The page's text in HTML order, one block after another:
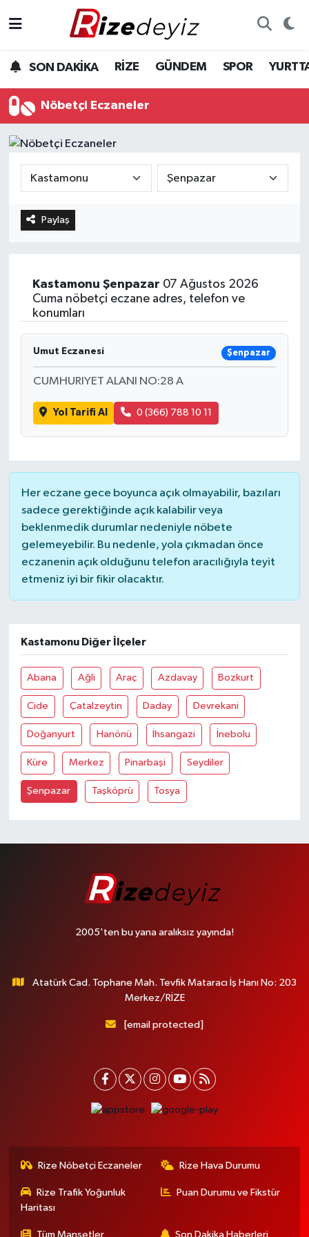
SON DAKİKA RİZE GÜNDEM SPOR
Nöbetçi Eczaneler
Paylaş
Kastamonu Şenpazar 07 Ağustos 2026
Cuma nöbetçi eczane adres, telefon ve
konumları
Umut Eczanesi Şenpazar
CUMHURIYET ALANI NO:28 A
Yol Tarifi Al 0 (366) 788 10 11
Her eczane gece boyunca açık olmayabilir, bazıları
sadece gerektiğinde açık kalabilir veya
beklenmedik durumlar nedeniyle nöbete
gelemeyebilir. Bu nedenle, yola çıkmadan önce
eczanenin açık olduğunu telefon aracılığıyla teyit
etmeniz iyi bir fikir olacaktır.
Kastamonu Diğer İlçeler
Abana Ağli Araç Azdavay Bozkurt
Cide Çatalzeytin Daday Devrekani
Doğanyurt Hanönü İhsangazi İnebolu
Küre Merkez Pinarbaşi Seydiler
Şenpazar Taşköprü Tosya
2005'ten bu yana aralıksız yayında!
Atatürk Cad. Tophane Mah. Tevfik Mataracı İş Hanı No: 203
Merkez/RİZE
[email protected]
Rize Nöbetçi Eczaneler Rize Hava Durumu
Rize Trafik Yoğunluk
Haritası
Puan Durumu ve Fikstür
Tüm Manşetler Son Dakika Haberleri
Gündem
Yurttan Haberler
Teknoloji
Sağlık
Rize Hava Durumu
Rize Trafik Yoğunluk Haritası
Tüm Manşetler
Son Dakika Haberleri